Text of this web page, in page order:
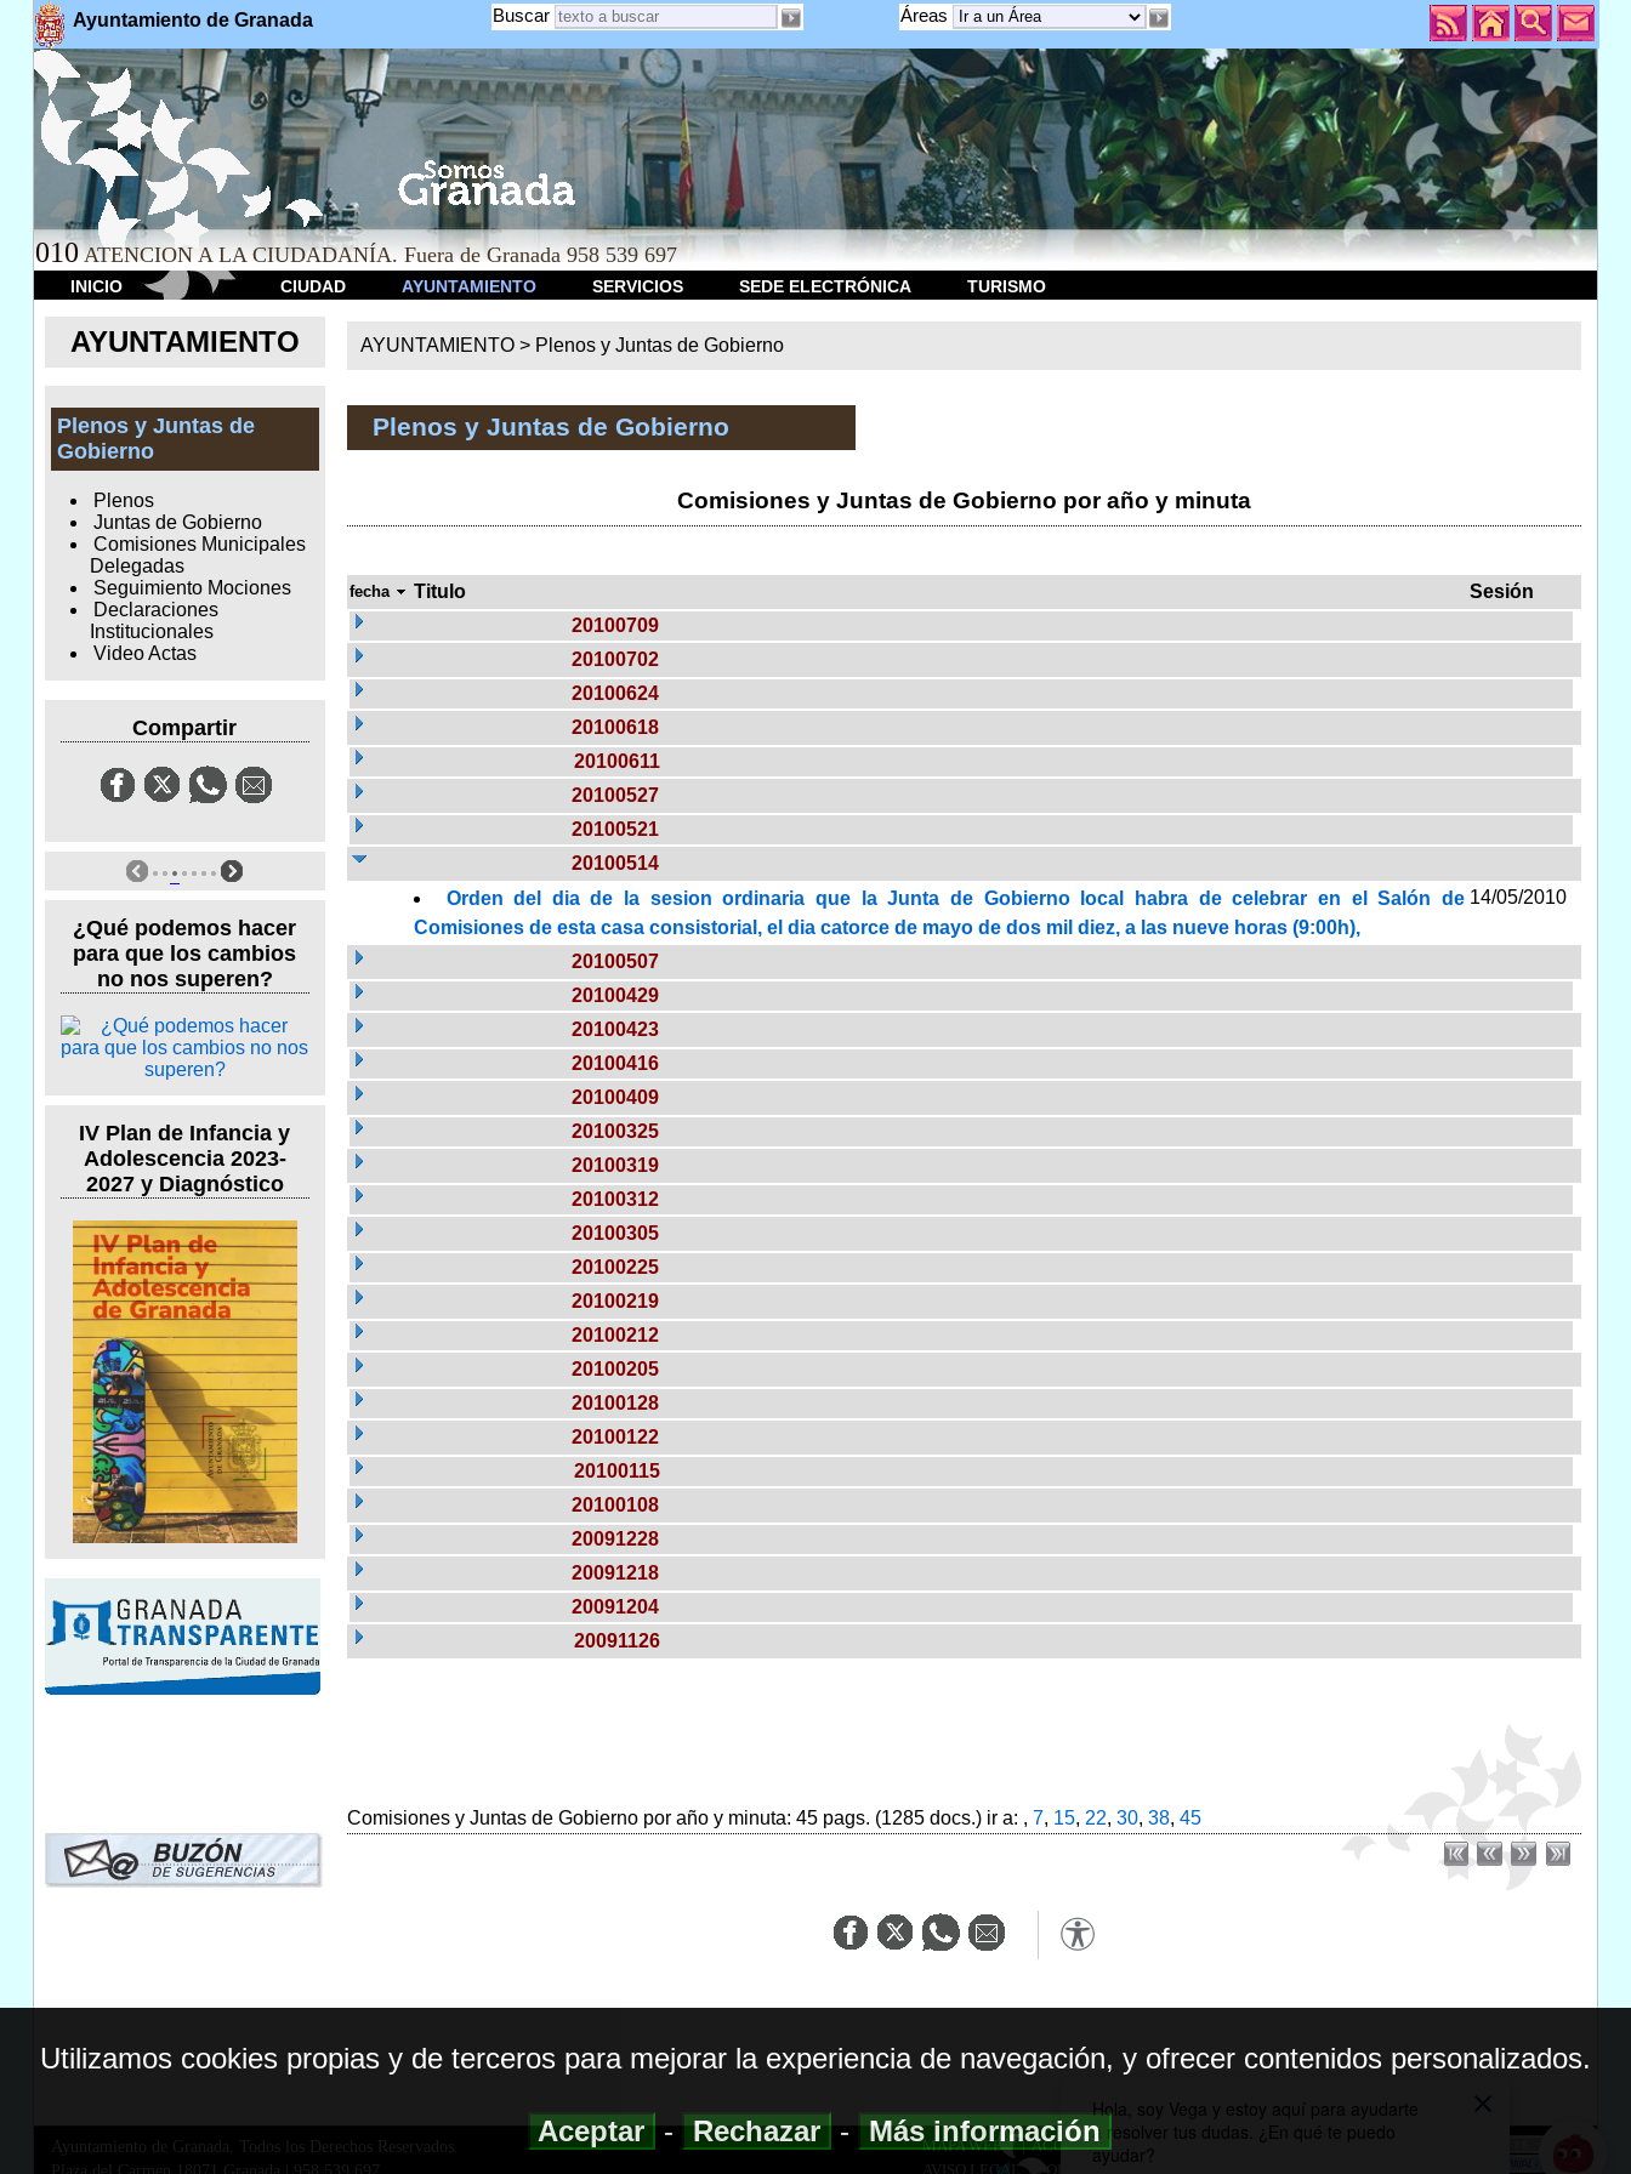
Ayuntamiento de Granada Áreas
Buscar
010 ATENCION A LA CIUDADANÍA. Fuera de Granada 958 539 697
INICIO CIUDAD AYUNTAMIENTO SERVICIOS SEDE ELECTRÓNICA TURISMO
AYUNTAMIENTO
Plenos y Juntas de
Gobierno
Plenos
Juntas de Gobierno
Comisiones Municipales
Delegadas
Seguimiento Mociones
Declaraciones
Institucionales
Video Actas
Compartir
¿Qué podemos hacer
para que los cambios
no nos superen?
IV Plan de Infancia y
Adolescencia 2023-
2027 y Diagnóstico
AYUNTAMIENTO > Plenos y Juntas de Gobierno
Plenos y Juntas de Gobierno
Comisiones y Juntas de Gobierno por año y minuta
fecha Titulo
Sesión
20100709
20100702
20100624
20100618
20100611
20100527
20100521
20100514
Orden del dia de la sesion ordinaria que la Junta de Gobierno local habra de celebrar en el Salón de
Comisiones de esta casa consistorial, el dia catorce de mayo de dos mil diez, a las nueve horas (9:00h),
14/05/2010
20100507
20100429
20100423
20100416
20100409
20100325
20100319
20100312
20100305
20100225
20100219
20100212
20100205
20100128
20100122
20100115
20100108
20091228
20091218
20091204
20091126
Comisiones y Juntas de Gobierno por año y minuta: 45 pags. (1285 docs.) ir a: , 7, 15, 22, 30, 38, 45
Ayuntamiento de Granada. Todos los Derechos Reservados.
MAPA WEB|ACCESIBILIDAD
AVISO LEGAL| POLITICA DE PRIVACIDAD
Utilizamos cookies propias y de terceros para mejorar la experiencia de navegación, y ofrecer contenidos personalizados.
Aceptar-Rechazar-Más información